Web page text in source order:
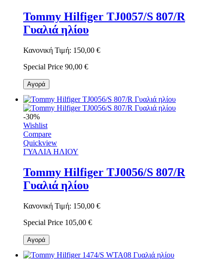
Tommy Hilfiger TJ0057/S 807/R
Γυαλιά ηλίου
Κανονική Τιμή: 150,00 €
Special Price 90,00 €
Αγορά
-30%
Wishlist
Compare
Quickview
ΓΥΑΛΙΑ ΗΛΙΟΥ
Tommy Hilfiger TJ0056/S 807/R
Γυαλιά ηλίου
Κανονική Τιμή: 150,00 €
Special Price 105,00 €
Αγορά